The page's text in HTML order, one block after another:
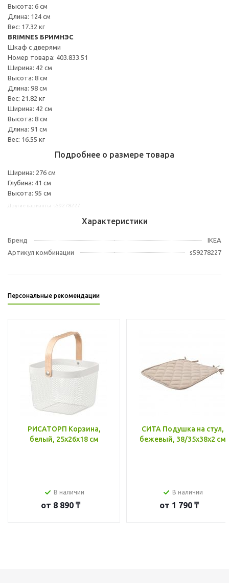
Высота: 6 см
Длина: 124 см
Вес: 17.32 кг
BRIMNES БРИМНЭС
Шкаф с дверями
Номер товара: 403.833.51
Ширина: 42 см
Высота: 8 см
Длина: 98 см
Вес: 21.82 кг
Ширина: 42 см
Высота: 8 см
Длина: 91 см
Вес: 16.55 кг
Подробнее о размере товара
Ширина: 276 см
Глубина: 41 см
Высота: 95 см
Характеристики
Бренд
IKEA
Артикул комбинации
s59278227
Персональные рекомендации
РИСАТОРП Корзина,
белый, 25x26x18 см
В наличии
от 8 890 ₸
СИТА Подушка на стул,
бежевый, 38/35x38x2 см
В наличии
от 1 790 ₸